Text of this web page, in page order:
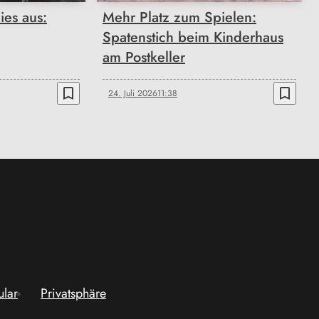
aus:
bookmark_border
Mehr Platz zum Spielen:
Spatenstich beim Kinderhaus
am Postkeller
24. Juli 202611:38 bookmark_border
Privatsphäre